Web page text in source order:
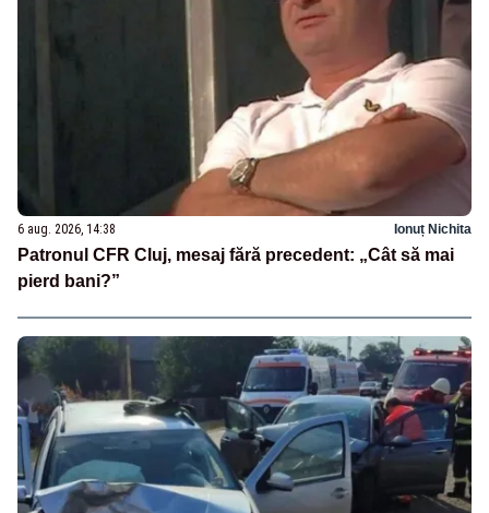
6 aug. 2026, 14:38 Ionuț Nichita
Patronul CFR Cluj, mesaj fără precedent: „Cât să mai
pierd bani?”